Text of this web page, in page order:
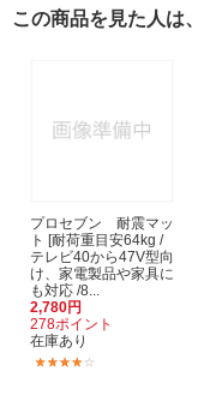
この商品を見た人は
プロセブン 耐震マッ
ト [耐荷重目安64kg /
テレビ40から47V型向
け、家電製品や家具に
も対応 /8...
2,780円
278ポイント
在庫あり